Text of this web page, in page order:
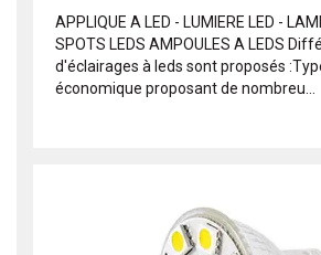
APPLIQUE A LED - LUMIERE LED -
SPOTS LEDS AMPOULES A LEDS
d'éclairages à leds sont proposés
économique proposant de nombreu...